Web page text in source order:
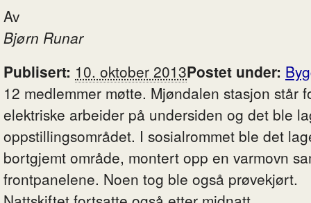
Av
Bjørn Runar
Publisert: 10. oktober 2013Postet under:
12 medlemmer møtte. Mjøndalen stasjon står
elektriske arbeider på undersiden og det ble
oppstillingsområdet. I sosialrommet ble det
bortgjemt område, montert opp en varmovn
frontpanelene. Noen tog ble også prøvekjørt.